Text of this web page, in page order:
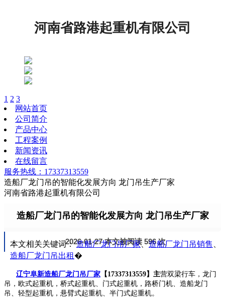
河南省路港起重机有限公司
1 2 3
网站首页
公司简介
产品中心
工程案例
新闻资讯
在线留言
服务热线：17337313559
造船厂龙门吊的智能化发展方向 龙门吊生产厂家
河南省路港起重机有限公司
造船厂龙门吊的智能化发展方向 龙门吊生产厂家
2026-01-27 本文被阅读 596 次
本文相关关键词：造船厂龙门吊厂家、造船厂龙门吊销售
造船厂龙门吊出租 �
辽宁阜新造船厂龙门吊厂家 【17337313559】主营双梁行车，龙门
吊，欧式起重机，桥式起重机、门式起重机，路桥门机、造船龙门
吊、轻型起重机，悬臂式起重机、半门式起重机。